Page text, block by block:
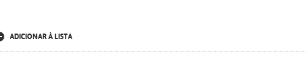
ADICIONAR À LISTA